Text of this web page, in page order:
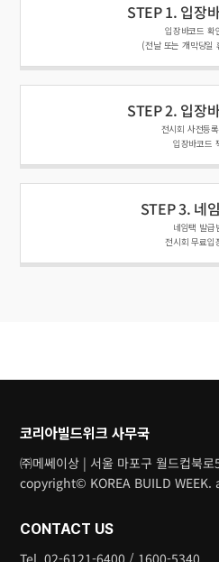
STEP 1. 입장
입장바코드 확
(전날 또는 개막당일
STEP 2. 입장
전시회 사전등
입장바코드
STEP 3. 네
네임택 발급
전시회 무료입
코리아빌드위크 사무국
㈜메쎄이상 | 서울 마포구 월드컵북
copyright© KOREA BUILD
CONTACT US